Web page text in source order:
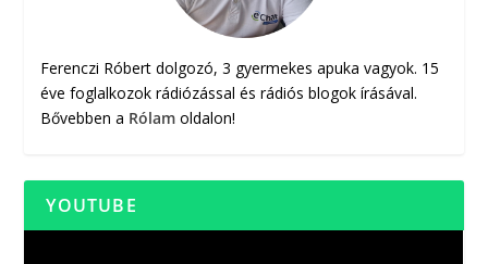
Ferenczi Róbert dolgozó, 3 gyermekes apuka vagyok. 15
éve foglalkozok rádiózással és rádiós blogok írásával.
Bővebben a Rólam oldalon!
YOUTUBE